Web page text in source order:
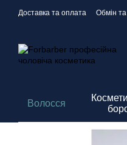
Перейти до основного
Доставка та оплата Обмін
Волосся